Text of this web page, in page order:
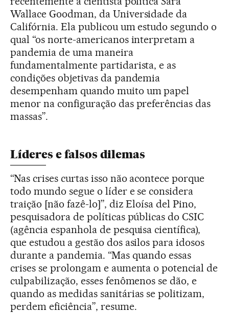
Wallace Goodman, da Universidade da
Califórnia. Ela publicou um estudo segundo o
qual “os norte-americanos interpretam a
pandemia de uma maneira
fundamentalmente partidarista, e as
condições objetivas da pandemia
desempenham quando muito um papel
menor na configuração das preferências das
massas”.
Líderes e falsos dilemas
“Nas crises curtas isso não acontece porque
todo mundo segue o líder e se considera
traição [não fazê-lo]”, diz Eloísa del Pino,
pesquisadora de políticas públicas do CSIC
(agência espanhola de pesquisa científica),
que estudou a gestão dos asilos para idosos
durante a pandemia. “Mas quando essas
crises se prolongam e aumenta o potencial de
culpabilização, esses fenômenos se dão, e
quando as medidas sanitárias se politizam,
perdem eficiência”, resume.